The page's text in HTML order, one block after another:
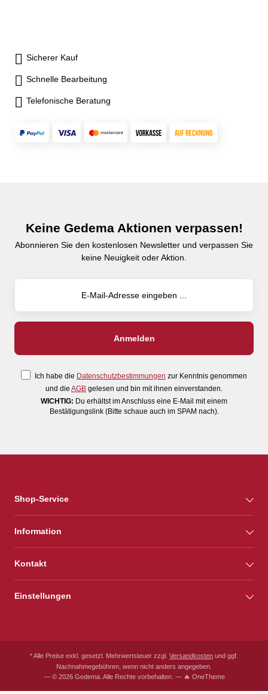
Sicherer Kauf
Schnelle Bearbeitung
Telefonische Beratung
Keine Gedema Aktionen verpassen!
Abonnieren Sie den kostenlosen Newsletter und verpassen Sie
keine Neuigkeit oder Aktion.
Ich habe die Datenschutzbestimmungen zur Kenntnis genommen
und die AGB gelesen und bin mit ihnen einverstanden.
WICHTIG: Du erhältst im Anschluss eine E-Mail mit einem
Bestätigungslink (Bitte schaue auch im SPAM nach).
Shop-Service
Information
Kontakt
Einstellungen
* Alle Preise exkl. gesetzl. Mehrwertsteuer zzgl. Versandkosten und ggf.
Nachnahmegebühren, wenn nicht anders angegeben.
— © 2026 Gedema. Alle Rechte vorbehalten. — 🔥 OneTheme